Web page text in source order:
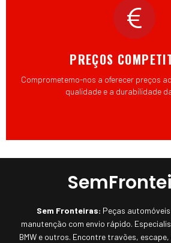
PREÇOS
Comprometemo-nos a oferecer preços
qualidade e a durabilidade
Sem Fronteiras: Peças
manutenção com envio rápido.
BMW e outros. Encontre travões,